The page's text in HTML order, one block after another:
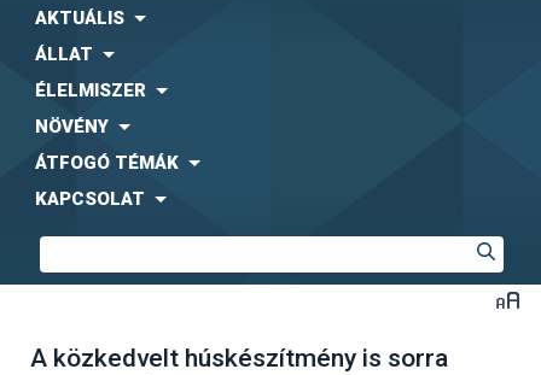
AKTUÁLIS
ÁLLAT
ÉLELMISZER
NÖVÉNY
ÁTFOGÓ TÉMÁK
KAPCSOLAT
A közkedvelt húskészítmény is sorra